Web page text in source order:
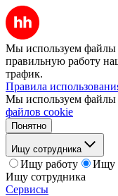
Мы используем файлы
правильную работу
трафик.
Правила
Мы используем файлы
файлов cookie
Понятно
Ищу сотрудника
Ищу работу
Ищу
Ищу сотрудника
Сервисы